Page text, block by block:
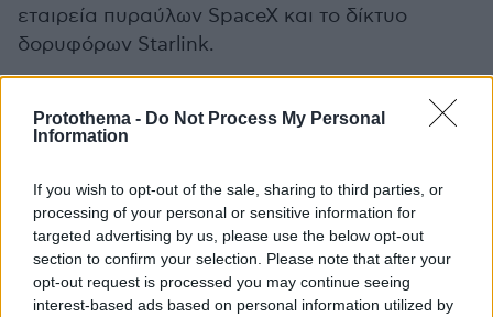
Protothema - Do Not Process My Personal
Information
If you wish to opt-out of the sale, sharing to third parties, or
processing of your personal or sensitive information for
targeted advertising by us, please use the below opt-out
section to confirm your selection. Please note that after your
opt-out request is processed you may continue seeing
interest-based ads based on personal information utilized by
εταιρεία πυραύλων SpaceX και το δίκτυο
δορυφόρων Starlink.
Στη συνέχεια, ο δισεκατομμυριούχος απείλησε
να παροπλίσει το διαστημόπλοιο Dragon της
ικανό να στείλει αστροναύτες στον Διεθνή
Διαστημικό Σταθμό. Ο Μασκ αργότερα
απέσυρε την απειλή αυτή.
Ο δισεκατομμυριούχος εξοργίστηκε όταν ο